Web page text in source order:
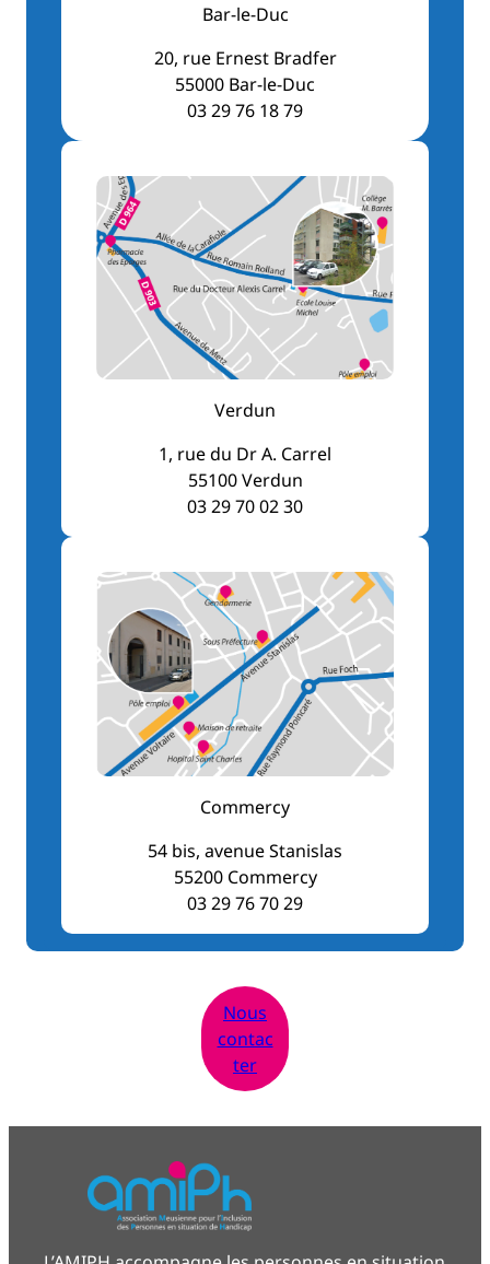
Bar-le-Duc
20, rue Ernest Bradfer
55000 Bar-le-Duc
03 29 76 18 79
Verdun
1, rue du Dr A. Carrel
55100 Verdun
03 29 70 02 30
Commercy
54 bis, avenue Stanislas
55200 Commercy
03 29 76 70 29
Nous
contac
ter